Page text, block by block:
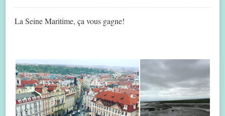
La Seine Maritime, ça vous gagne!